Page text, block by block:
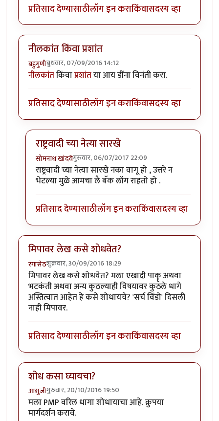
प्रतिसाद देण्यासाठीलॉग इन कराकिंवासदस्य व्हा
नीलकांत किंवा प्रशांत
बहुगुणीबुधवार, 07/09/2016 14:12
नीलकांतकिंवाप्रशांतया आय डींना विनंती करा.
प्रतिसाद देण्यासाठीलॉग इन कराकिंवासदस्य व्हा
राष्ट्रवादी च्या नेत्या सारखे
सोमनाथ खांदवेगुरुवार, 06/07/2017 22:09
In reply toनीलकांत किंवा प्रशांतbyबहुगुणी
राष्ट्रवादी च्या नेत्या सारखे नका वागू हो , उत्तरे न
भेटल्या मुळे आमचा लै बॅक लॉग राहतो हो .
प्रतिसाद देण्यासाठीलॉग इन कराकिंवासदस्य व्हा
मिपावर लेख कसे शोधवेत?
रंगासेठशुक्रवार, 30/09/2016 18:29
मिपावर लेख कसे शोधवेत? मला एखादी पाकॄ अथवा
भटकंती अथवा अन्य कुठल्याही विषयावर कुठले धागे
अस्तित्वात आहेत हे कसे शोधायचे? 'सर्च विंडो' दिसली
नाही मिपावर.
प्रतिसाद देण्यासाठीलॉग इन कराकिंवासदस्य व्हा
शोध कसा घ्यायचा?
आशुजीगुरुवार, 20/10/2016 19:50
मला PMP वरिल धागा शोधायाचा आहे. क्रुपया
मार्गदर्शन करावे.